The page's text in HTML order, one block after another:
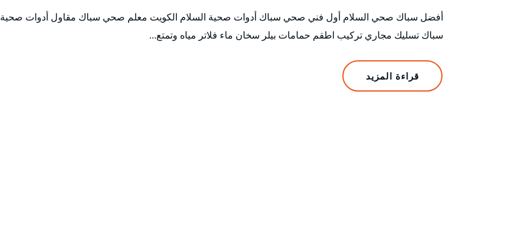
أفضل سباك صحي السلام أول فني صحي سباك أدوات صحية السلام الكويت معلم صحي سباك مقاول أدوات صحية
سباك تسليك مجاري تركيب اطقم حمامات بيلر سخان ماء فلاتر مياه وتمتع…
قراءة المزيد